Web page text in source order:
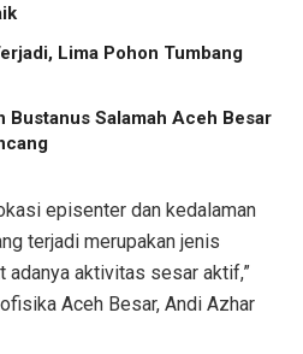
Lima Pohon Tumbang
Bustanus Salamah Aceh Besar
episenter dan kedalaman
terjadi merupakan jenis
adanya aktivitas sesar aktif,”
Aceh Besar, Andi Azhar